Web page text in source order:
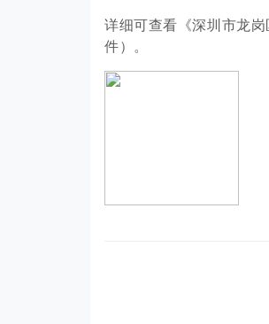
详细可查看《深圳市龙
件）。